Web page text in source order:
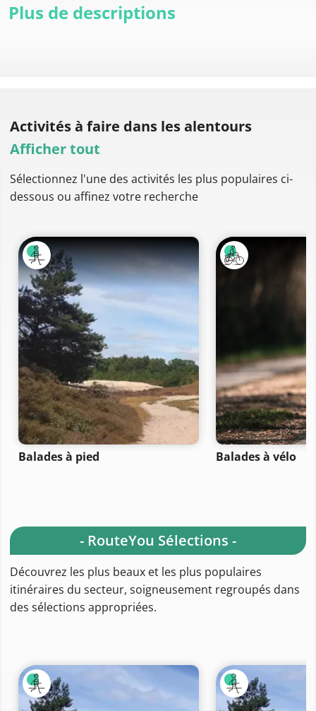
Plus de descriptions
Activités à faire dans les alentours
Afficher tout
Sélectionnez l'une des activités les plus populaires ci-
dessous ou affinez votre recherche
Balades à pied Balades à vélo
- RouteYou Sélections -
Découvrez les plus beaux et les plus populaires
itinéraires du secteur, soigneusement regroupés dans
des sélections appropriées.